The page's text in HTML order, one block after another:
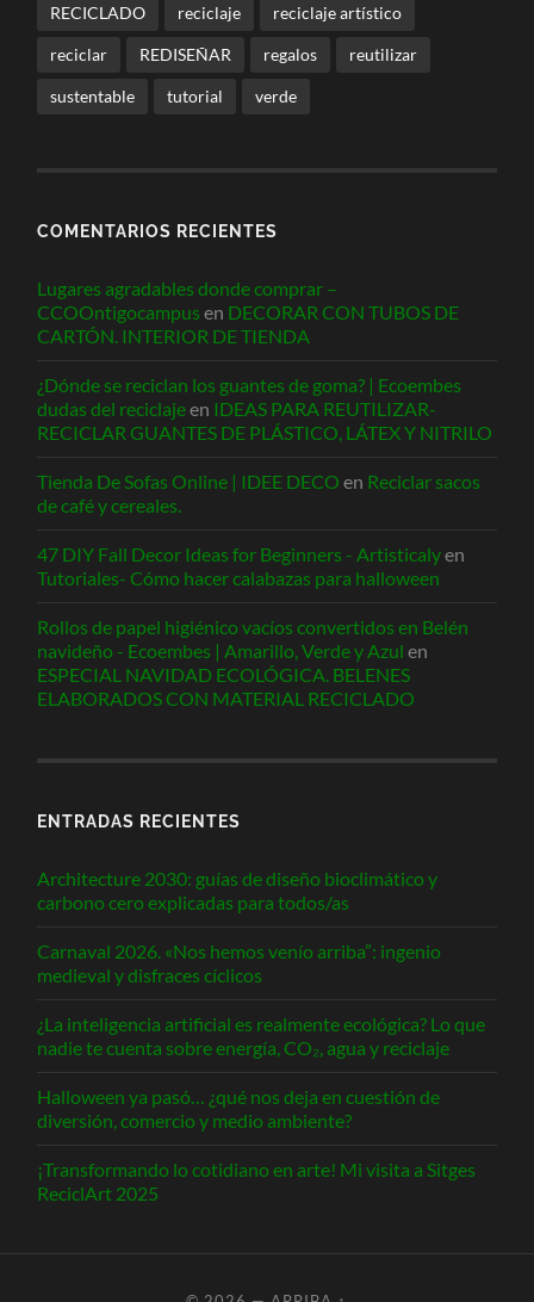
RECICLADO reciclaje reciclaje artístico
reciclar REDISEÑAR regalos reutilizar
sustentable tutorial verde
COMENTARIOS RECIENTES
Lugares agradables donde comprar –
CCOOntigocampus en DECORAR CON TUBOS DE
CARTÓN. INTERIOR DE TIENDA
¿Dónde se reciclan los guantes de goma? | Ecoembes
dudas del reciclajeen IDEAS PARA REUTILIZAR-
RECICLAR GUANTES DE PLÁSTICO, LÁTEX Y NITRILO
Tienda De Sofas Online | IDEE DECO en Reciclar sacos
de café y cereales.
47 DIY Fall Decor Ideas for Beginners - Artisticalyen
Tutoriales- Cómo hacer calabazas para halloween
Rollos de papel higiénico vacíos convertidos en Belén
navideño - Ecoembes | Amarillo, Verde y Azul en
ESPECIAL NAVIDAD ECOLÓGICA. BELENES
ELABORADOS CON MATERIAL RECICLADO
ENTRADAS RECIENTES
Architecture 2030: guías de diseño bioclimático y
carbono cero explicadas para todos/as
Carnaval 2026. «Nos hemos venío arriba”: ingenio
medieval y disfraces cíclicos
¿La inteligencia artificial es realmente ecológica? Lo que
nadie te cuenta sobre energía, CO₂, agua y reciclaje
Halloween ya pasó… ¿qué nos deja en cuestión de
diversión, comercio y medio ambiente?
¡Transformando lo cotidiano en arte! Mi visita a Sitges
ReciclArt 2025